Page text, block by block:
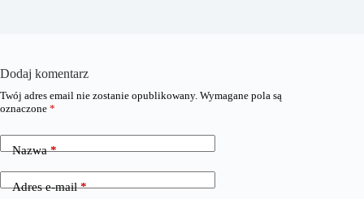
Dodaj komentarz
Twój adres email nie zostanie opublikowany. Wymagane pola są
oznaczone *
Nazwa*
Adres e-mail*